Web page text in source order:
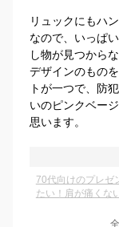
リュックにもハ
なので、いっぱ
し物が見つから
デザインのもの
トが一つで、防
いのピンクベー
思います。
70代向けのプレゼ
たい！肩が痛くな